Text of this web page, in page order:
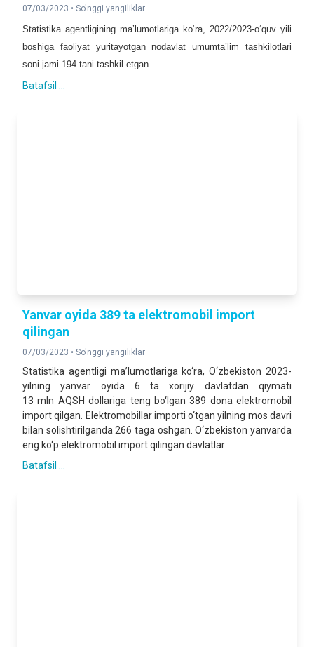
CHAKANA TOVAR AYLANMASI
128,8 %
2025- yilning yanvar-iyun oylariga nisbatan foizda
07/03/2023 • So'nggi yangiliklar
Statistika agentligining ma’lumotlariga ko‘ra, 2022/2023-o‘quv yili
boshiga faoliyat yuritayotgan nodavlat umumta’lim tashkilotlari
soni jami 194 tani tashkil etgan.
Batafsil ...
Yanvar oyida 389 ta elektromobil import
qilingan
07/03/2023 • So'nggi yangiliklar
Statistika agentligi ma’lumotlariga ko‘ra, O‘zbekiston 2023-
yilning yanvar oyida 6 ta xorijiy davlatdan qiymati
13 mln AQSH dollariga teng bo‘lgan 389 dona elektromobil
import qilgan. Elektromobillar importi o‘tgan yilning mos davri
bilan solishtirilganda 266 taga oshgan. O‘zbekiston yanvarda
eng ko‘p elektromobil import qilingan davlatlar:
Batafsil ...